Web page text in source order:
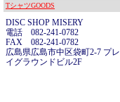
TシャツGOODS
DISC SHOP MISERY
電話 082-241-0782
FAX 082-241-0782
広島県広島市中区袋町2-7 プレ
イグラウンドビル2F